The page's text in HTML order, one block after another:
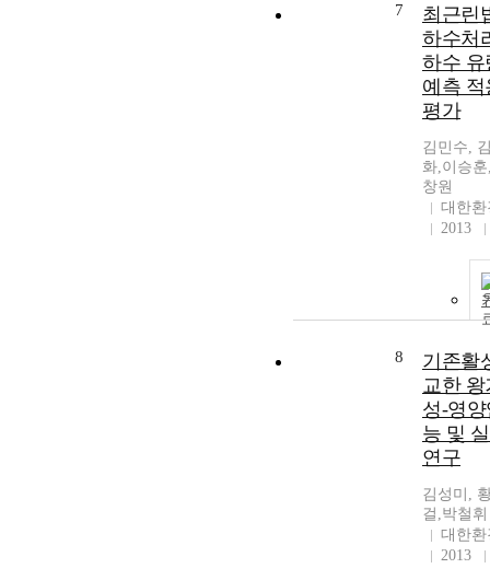
7
최근린
하수처
하수 유
예측
평가
김민수,
화,이승
창원
대한
2013
8
기존활
교한
성-영
능 및
연구
김성미,
걸,박철휘
대한
2013